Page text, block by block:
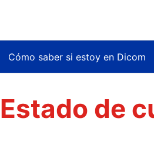
Cómo saber si estoy en Dicom
Estado de